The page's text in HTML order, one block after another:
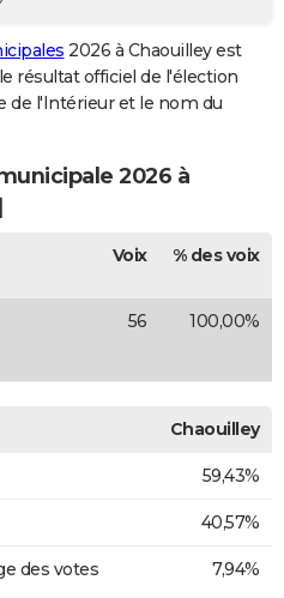
2026 à Chaouilley est
résultat officiel de l'élection
l'Intérieur et le nom du
2026 à
Voix % des voix
56 100,00%
Chaouilley
59,43%
40,57%
des votes
7,94%